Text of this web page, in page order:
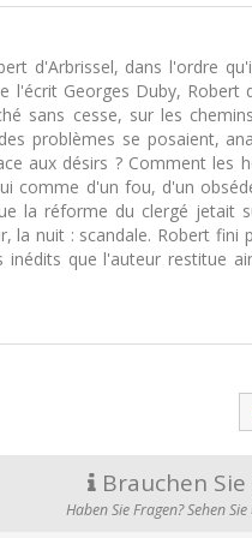
d'Arbrissel, dans l'ordre
Georges Duby, Robert
sans cesse, sur les
problèmes se posaient,
aux désirs ? Comment les
comme d'un fou, d'un
la réforme du clergé jetait
la nuit : scandale. Robert fini
inédits que l'auteur restitue
Brauchen
Haben Sie Fragen? Sehen Sie